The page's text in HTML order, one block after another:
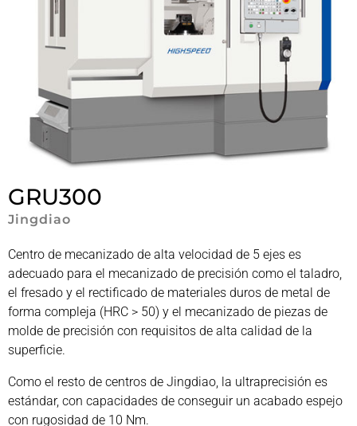
GRU300
Jingdiao
Centro de mecanizado de alta velocidad de 5 ejes es
adecuado para el mecanizado de precisión como el taladro,
el fresado y el rectificado de materiales duros de metal de
forma compleja (HRC > 50) y el mecanizado de piezas de
molde de precisión con requisitos de alta calidad de la
superficie.
Como el resto de centros de Jingdiao, la ultraprecisión es
estándar, con capacidades de conseguir un acabado espejo
con rugosidad de 10 Nm.